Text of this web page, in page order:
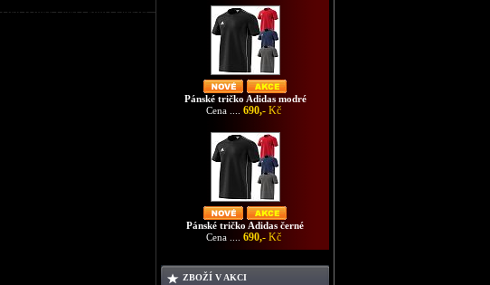
Dámská vesta Puma Ferrari
Pánské tričko Adidas modré
Cena .... 690,- Kč
Pánské tričko Adidas černé
Cena .... 690,- Kč
ZBOŽÍ V AKCI